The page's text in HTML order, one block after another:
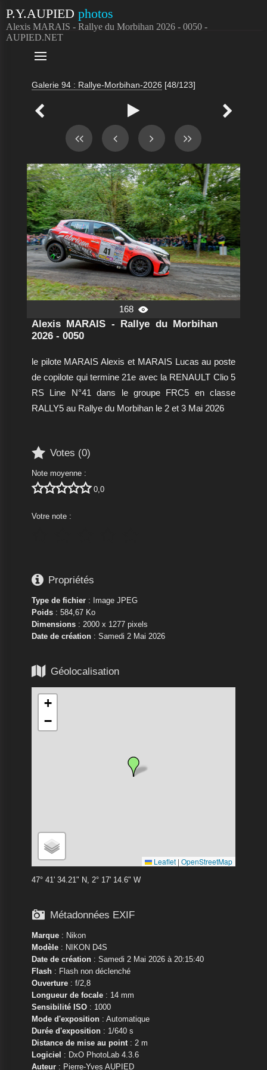
P.Y.AUPIED photos
Alexis MARAIS - Rallye du Morbihan 2026 - 0050 -
AUPIED.NET

Galerie 94 : Rallye-Morbihan-2026 [48/123]
  
168 
Alexis MARAIS - Rallye du Morbihan
2026 - 0050
le pilote MARAIS Alexis et MARAIS Lucas au poste
de copilote qui termine 21e avec la RENAULT Clio 5
RS Line N°41 dans le groupe FRC5 en classe
RALLY5 au Rallye du Morbihan le 2 et 3 Mai 2026
 Votes (0)
Note moyenne :
 0,0
Votre note :
 Propriétés
Type de fichier: Image JPEG
Poids: 584,67 Ko
Dimensions: 2000 x 1277 pixels
Date de création: Samedi 2 Mai 2026
 Géolocalisation
+
−
Leaflet | OpenStreetMap
47° 41' 34.21" N, 2° 17' 14.6" W
 Métadonnées EXIF
Marque: Nikon
Modèle: NIKON D4S
Date de création: Samedi 2 Mai 2026 à 20:15:40
Flash: Flash non déclenché
Ouverture: f/2,8
Longueur de focale: 14 mm
Sensibilité ISO: 1000
Mode d'exposition: Automatique
Durée d'exposition: 1/640 s
Distance de mise au point: 2 m
Logiciel : DxO PhotoLab 4.3.6
Auteur: Pierre-Yves AUPIED